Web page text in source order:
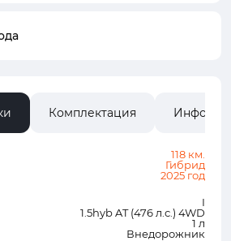
Комплектация
118 км.
Гибрид
2025 год
I
1.5hyb AT (476 л.с.) 4WD
1 л
Внедорожник